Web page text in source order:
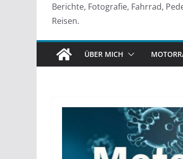
Berichte, Fotografie, Fahrrad,
Reisen.
ÜBER MICH